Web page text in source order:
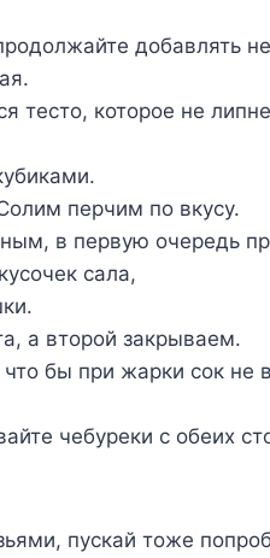
добавлять
тесто, которое не
перчим по вкусу.
в первую очередь
сала,
а второй закрываем.
бы при жарки сок не
чебуреки с обеих
пускай тоже